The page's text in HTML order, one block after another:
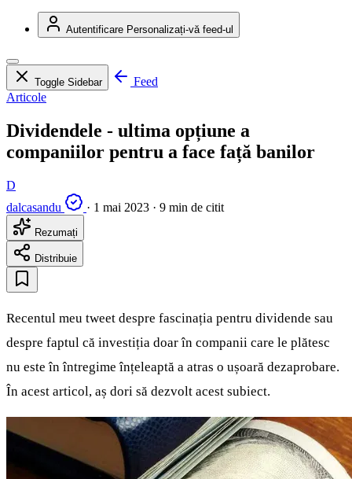
Autentificare Personalizați-vă feed-ul
Toggle Sidebar
Feed
Articole
Dividendele - ultima opțiune a
companiilor pentru a face față banilor
D
dalcasandu
· 1 mai 2023 · 9 min de citit
Rezumați
Distribuie
Recentul meu tweet despre fascinația pentru dividende sau
despre faptul că investiția doar în companii care le plătesc
nu este în întregime înțeleaptă a atras o ușoară dezaprobare.
În acest articol, aș dori să dezvolt acest subiect.